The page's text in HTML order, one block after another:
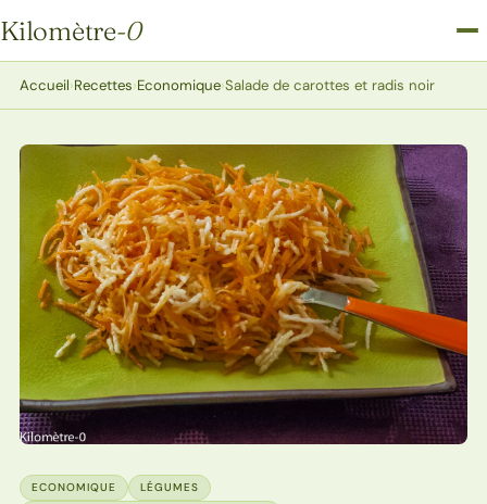
Kilomètre-0
Kilomètre-0
Accueil›Recettes›Economique›Salade de carottes et radis noir
ECONOMIQUE
LÉGUMES